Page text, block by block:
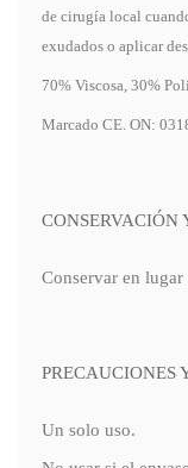
de cirugía local
exudados o aplicar
70% Viscosa, 30%
Marcado CE. ON:
Conservar en
PRECAUCIONES
Un solo uso.